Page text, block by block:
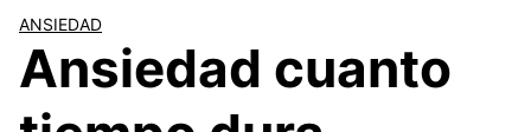
ANSIEDAD
Ansiedad cuanto